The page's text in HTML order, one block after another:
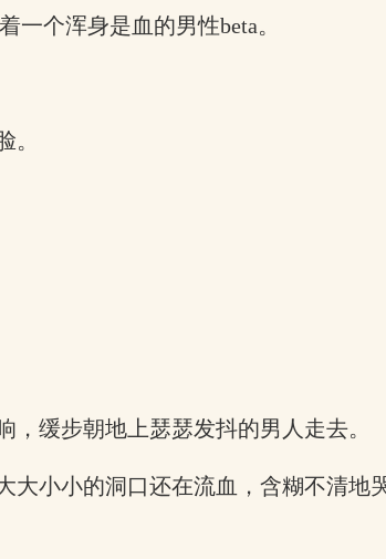
一个浑身是血的男性beta。
。
缓步朝地上瑟瑟发抖的男人走去。
小小的洞口还在流血，含糊不清地